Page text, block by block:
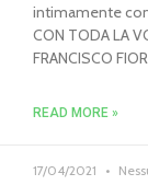
intimamente
CON TODA LA
FRANCISCO
READ MORE »
17/04/2021